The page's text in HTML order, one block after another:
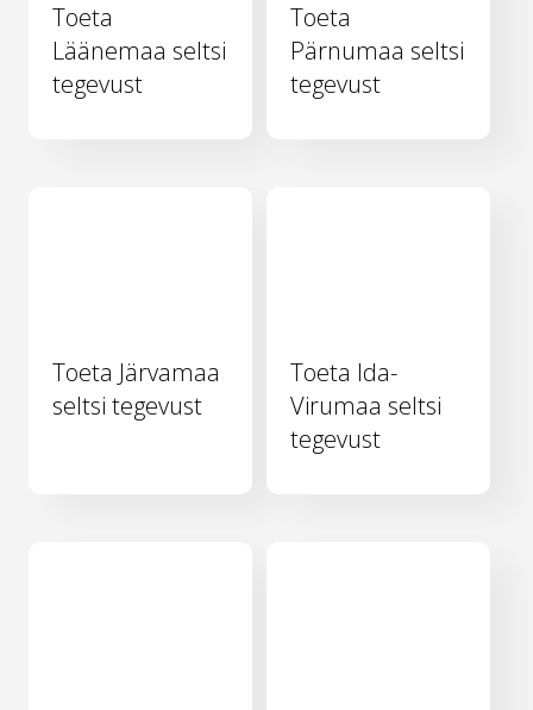
Toeta
Läänemaa seltsi
tegevust
Toeta
Pärnumaa seltsi
tegevust
Toeta Järvamaa
seltsi tegevust
Toeta Ida-
Virumaa seltsi
tegevust